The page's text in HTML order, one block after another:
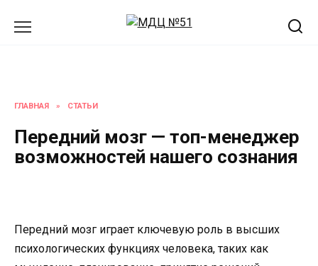
ГЛАВНАЯ » СТАТЬИ
Передний мозг — топ-менеджер
возможностей нашего сознания
Передний мозг играет ключевую роль в высших
психологических функциях человека, таких как